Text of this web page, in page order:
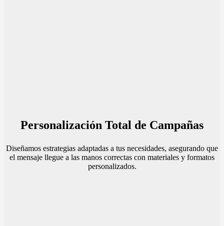
Personalización Total de Campañas
Diseñamos estrategias adaptadas a tus necesidades, asegurando que
el mensaje llegue a las manos correctas con materiales y formatos
personalizados.